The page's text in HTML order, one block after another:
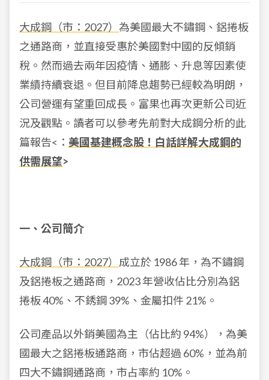
大成鋼（市：2027） 為美國最大不鏽鋼、鋁捲板
之通路商，並直接受惠於美國對中國的反傾銷
稅。然而過去兩年因疫情、通膨、升息等因素使
業績持續衰退。但目前降息趨勢已經較為明朗，
公司營運有望重回成長。富果也再次更新公司近
況及觀點。讀者可以參考先前對大成鋼分析的此
篇報告< ： 美國基建概念股！白話詳解大成鋼的
供需展望>
一、公司簡介
大成鋼（市：2027） 成立於 1986 年，為不鏽鋼
及鋁捲板之通路商，2023 年營收佔比分別為鋁
捲板 40%、不銹鋼 39%、金屬扣件 21%。
公司產品以外銷美國為主（佔比約 94%），為美
國最大之鋁捲板通路商，市佔超過 60%，並為前
四大不鏽鋼通路商，市占率約 10%。